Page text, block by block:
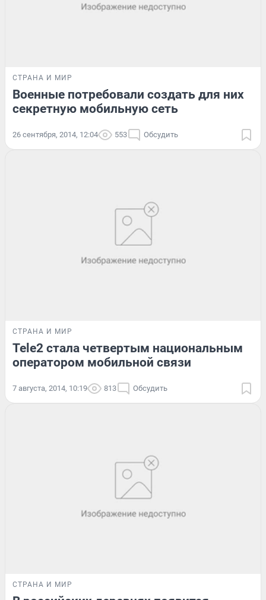
СТРАНА И МИР
Военные потребовали создать для них
секретную мобильную сеть
26 сентября, 2014, 12:04 553 Обсудить
СТРАНА И МИР
Tele2 стала четвертым национальным
оператором мобильной связи
7 августа, 2014, 10:19 813 Обсудить
СТРАНА И МИР